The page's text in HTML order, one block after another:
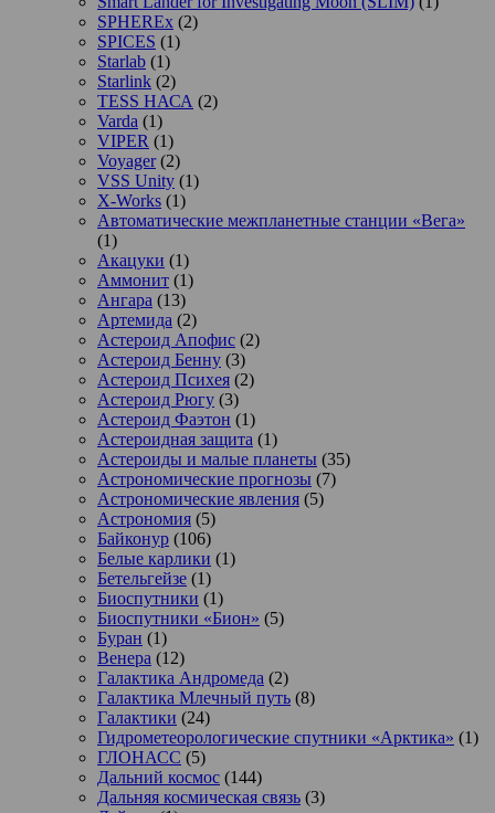
SPHEREx (2)
SPICES (1)
Starlab (1)
Starlink (2)
TESS НАСА (2)
Varda (1)
VIPER (1)
Voyager(2)
VSS Unity (1)
X-Works (1)
Автоматические межпланетные станции «Вега»
(1)
Акацуки (1)
Аммонит (1)
Ангара (13)
Артемида (2)
Астероид Апофис (2)
Астероид Бенну (3)
Астероид Психея (2)
Астероид Рюгу (3)
Астероид Фаэтон (1)
Астероидная защита (1)
Астероиды и малые планеты (35)
Астрономические прогнозы (7)
Астрономические явления (5)
Астрономия (5)
Байконур (106)
Белые карлики (1)
Бетельгейзе (1)
Биоспутники (1)
Биоспутники «Бион» (5)
Буран (1)
Венера (12)
Галактика Андромеда (2)
Галактика Млечный путь (8)
Галактики (24)
Гидрометеорологические спутники «Арктика» (1)
ГЛОНАСС (5)
Дальний космос (144)
Дальняя космическая связь (3)